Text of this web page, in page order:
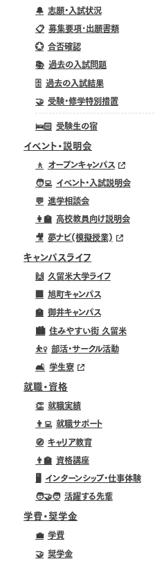
🔔 志願・入試状況
📋 募集要項･出願書類
💮 合否確認
📚 過去の入試問題
🗄️ 過去の入試結果
🤝 受験・修学特別措置
🛌🏻 受験生の宿
イベント・説明会
🚶 オープンキャンパス
🧑‍💻 イベント・入試説明会
💬 進学相談会
👩‍🏫 高校教員向け説明会
🎥 夢ナビ(模擬授業)
キャンパスライフ
🙌 久留米大学ライフ
旭町キャンパス
🏫 御井キャンパス
🏙️ 住みやすい街 久留米
⛹️‍♀️ 部活・サークル活動
🛋️ 学生寮
就職・資格
👏 就職実績
👨‍💻 就職サポート
🧭 キャリア教育
👨‍🏫 資格講座
🖥️ インターンシップ・仕事体験
🧑‍🤝‍🧑 活躍する先輩
学費・奨学金
💼 学費
🤝 奨学金